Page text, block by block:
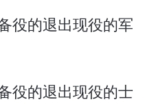
役的退出现役的军
役的退出现役的士